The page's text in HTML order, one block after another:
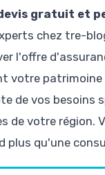
gratuit et
chez tre-
l'offre
votre patrimoine
de vos besoins
de votre région.
plus qu'une